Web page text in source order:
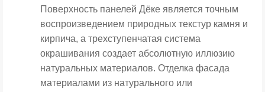
Поверхность панелей Дёке является точным
воспроизведением природных текстур камня и
кирпича, а трехступенчатая система
окрашивания создает абсолютную иллюзию
натуральных материалов. Отделка фасада
материалами из натурального или